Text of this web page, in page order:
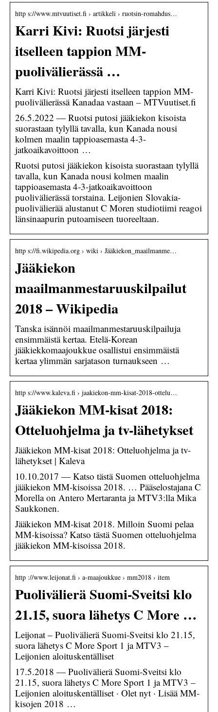
http s://www.mtvuutiset.fi › artikkeli › ruotsin-romahdus…
Karri Kivi: Ruotsi järjesti
itselleen tappion MM-
puolivälierässä …
Karri Kivi: Ruotsi järjesti itselleen tappion MM-
puolivälierässä Kanadaa vastaan – MTVuutiset.fi
26.5.2022 — Ruotsi putosi jääkiekon kisoista
suorastaan tylyllä tavalla, kun Kanada nousi
kolmen maalin tappioasemasta 4-3-
jatkoaikavoittoon …
Ruotsi putosi jääkiekon kisoista suorastaan tylyllä
tavalla, kun Kanada nousi kolmen maalin
tappioasemasta 4-3-jatkoaikavoittoon
puolivälierässä torstaina. Leijonien Slovakia-
puolivälierää alustanut C Moren studiotiimi reagoi
länsinaapurin putoamiseen tuoreeltaan.
http s://fi.wikipedia.org › wiki › Jääkiekon_maailmanme…
Jääkiekon
maailmanmestaruuskilpailut
2018 – Wikipedia
Tanska isännöi maailmanmestaruuskilpailuja
ensimmäistä kertaa. Etelä-Korean
jääkiekkomaajoukkue osallistui ensimmäistä
kertaa ylimmän sarjatason turnaukseen …
http s://www.kaleva.fi › jaakiekon-mm-kisat-2018-ottelu…
Jääkiekon MM-kisat 2018:
Otteluohjelma ja tv-lähetykset
Jääkiekon MM-kisat 2018: Otteluohjelma ja tv-
lähetykset | Kaleva
10.10.2017 — Katso tästä Suomen otteluohjelma
jääkiekon MM-kisoissa 2018. … Pääselostajana C
Morella on Antero Mertaranta ja MTV3:lla Mika
Saukkonen.
Jääkiekon MM-kisat 2018. Milloin Suomi pelaa
MM-kisoissa? Katso tästä Suomen otteluohjelma
jääkiekon MM-kisoissa 2018.
http ://www.leijonat.fi › a-maajoukkue › mm2018 › item
Puolivälierä Suomi-Sveitsi klo
21.15, suora lähetys C More …
Leijonat – Puolivälierä Suomi-Sveitsi klo 21.15,
suora lähetys C More Sport 1 ja MTV3 –
Leijonien aloituskentälliset
17.5.2018 — Puolivälierä Suomi-Sveitsi klo
21.15, suora lähetys C More Sport 1 ja MTV3 –
Leijonien aloituskentälliset · Olet nyt · Lisää MM-
kisojen 2018 …